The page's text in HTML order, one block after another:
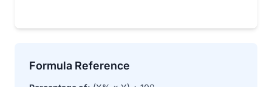
Formula Reference